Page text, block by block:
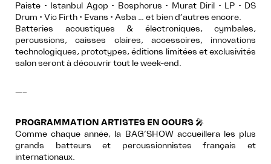
Paiste • Istanbul Agop • Bosphorus • Murat Diril • LP • DS
Drum • Vic Firth • Evans • Asba … et bien d’autres encore.
Batteries acoustiques & électroniques, cymbales,
percussions, caisses claires, accessoires, innovations
technologiques, prototypes, éditions limitées et exclusivités
salon seront à découvrir tout le week-end.
—–
PROGRAMMATION ARTISTES EN COURS🎤
Comme chaque année, la BAG’SHOW accueillera les plus
grands batteurs et percussionnistes français et
internationaux.